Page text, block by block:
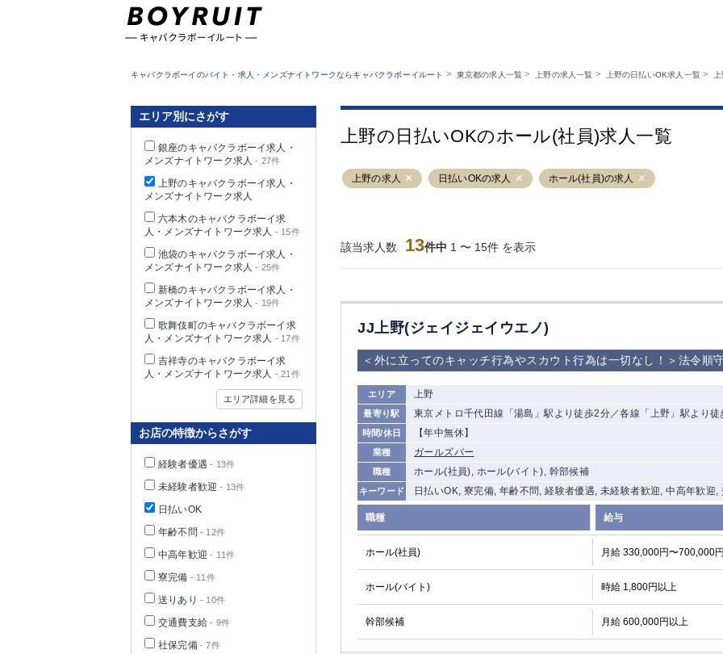
業種から探す
職種から探す
キャバクラボーイルートとは？
サイトマップ
キャバクラボーイのバイト・求人・メンズナイトワークならキャバクラボーイルート > 東京都の求人一覧 > 上野の求人一覧 > 上野の日払いOK求人一覧 >
上野の日払いOKのホール(社員)求人一覧
上野の求人 日払いOKの求人 ホール(社員)の求人
該当求人数 13件中 1 〜 15件 を表示
JJ上野(ジェイジェイウエノ)
＜外に立ってのキャッチ行為やスカウト行為は一切なし！＞法令
エリア 上野
最寄り駅 東京メトロ千代田線「湯島」駅より徒歩2分／各線「上野」駅より徒
時間/休日 【年中無休】
業種 ガールズバー
職種 ホール(社員), ホール(バイト), 幹部候補
キーワード 日払いOK, 寮完備, 年齢不問, 経験者優遇, 未経験者歓迎, 中高年歓迎
職種 給与
ホール(社員) 月給 330,000円〜700,000
ホール(バイト) 時給 1,800円以上
幹部候補 月給 600,000円以上
エリア別にさがす
銀座のキャバクラボーイ求人・
メンズナイトワーク求人 - 27件
上野のキャバクラボーイ求人・
メンズナイトワーク求人
六本木のキャバクラボーイ求
人・メンズナイトワーク求人 - 15件
池袋のキャバクラボーイ求人・
メンズナイトワーク求人 - 25件
新橋のキャバクラボーイ求人・
メンズナイトワーク求人 - 19件
歌舞伎町のキャバクラボーイ求
人・メンズナイトワーク求人 - 17件
吉祥寺のキャバクラボーイ求
人・メンズナイトワーク求人 - 21件
エリア詳細を見る
お店の特徴からさがす
経験者優遇 - 13件
未経験者歓迎 - 13件
日払いOK
年齢不問 - 12件
中高年歓迎 - 11件
寮完備 - 11件
送りあり - 10件
交通費支給 - 9件
社保完備- 7件
東京都 銀座 上野 六本木
池袋
立川
千葉中央 門前仲町
町田
大山 赤坂 高円寺
ひばりヶ丘（北
学芸大学
の好立地！
「赤羽駅」から
徒歩2分 ②東
京メトロ南北線
「赤羽岩淵駅」
から徒歩10分
宿
①歌舞伎町 ②
新宿
①東武練馬 ②
成増・板橋 ③
大山 ②池袋
下赤塚 竹ノ塚 三鷹
荻窪
浅草 新小岩
幡ヶ谷
五井
関内 横浜 川崎
溝の口
新横浜
武蔵小杉
小田原
横浜・桜木町
関内・馬車道・
日ノ出町
武蔵新城
茅ヶ崎 戸塚 たまプラーザ
大船